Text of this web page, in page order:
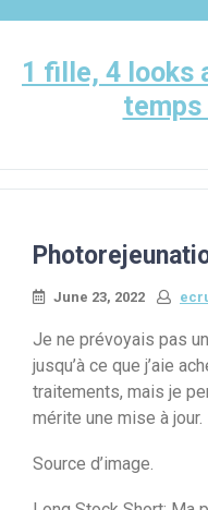
content
1 fille, 4 looks
June 23, 2022
Je ne prévoyais pas
jusqu’à ce que j’aie
traitements, mais je
mérite une mise à jour.
Source d’image.